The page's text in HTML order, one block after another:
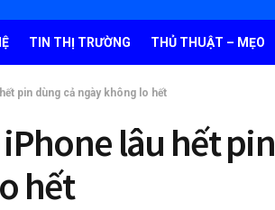
TIN THỊ TRƯỜNG THỦ THUẬT – MẸO
pin dùng cả ngày không lo hết
lâu hết pin
hết